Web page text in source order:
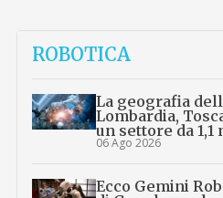
ROBOTICA
La geografia
Lombardia,
un settore da 1,1
06 Ago 2026
Ecco Gemini